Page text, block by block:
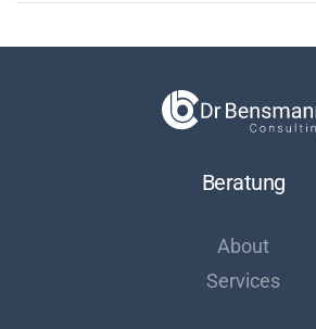
Beratung
About
Services